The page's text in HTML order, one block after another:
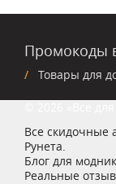
Промокоды
Товары для
Все скидочные
Рунета.
Блог для
Реальные